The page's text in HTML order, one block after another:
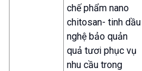
chế phẩm nano
chitosan- tinh dầu
nghệ bảo quản
quả tươi phục vụ
nhu cầu trong